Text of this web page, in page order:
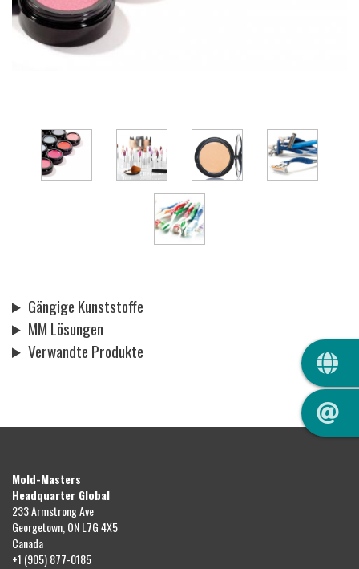
Gängige Kunststoffe
MM Lösungen
Verwandte Produkte
Mold-Masters
Headquarter Global
233 Armstrong Ave
Georgetown, ON L7G 4X5
Canada
+1 (905) 877-0185